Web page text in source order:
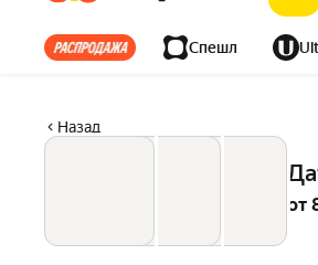
Все хиты Спешл
Назад
от